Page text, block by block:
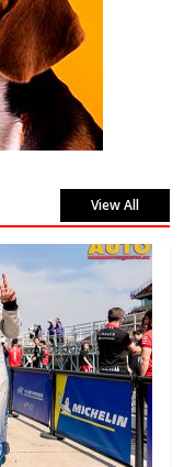
View All